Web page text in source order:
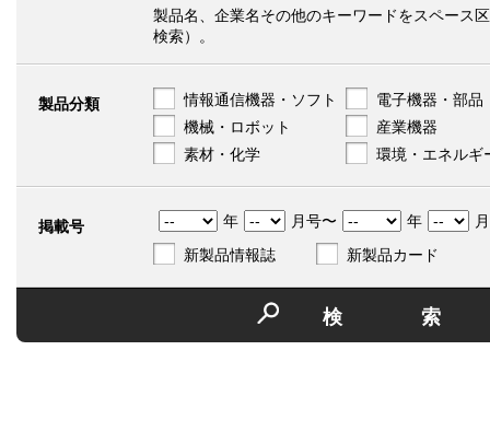
製品名、企業名その他のキーワードをスペース
検索）。
製品分類 情報通信機器・ソフト
電子機器・部品
機械・ロボット
産業機器
素材・化学
環境・エネルギ
掲載号 年 月号〜 年
新製品情報誌
新製品カード
検